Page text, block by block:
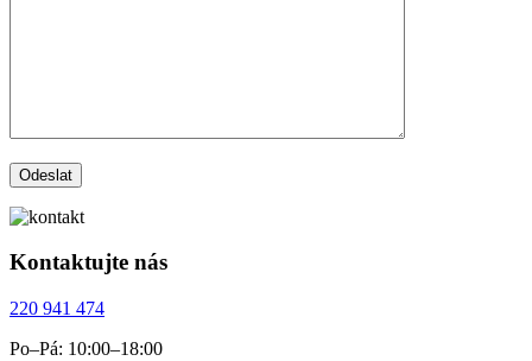
Kontaktujte nás
220 941 474
Po–Pá: 10:00–18:00